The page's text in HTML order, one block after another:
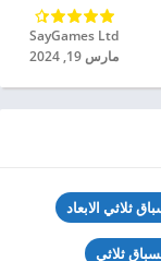
SayGames Ltd‏
مارس 19, 2024
ثلاثي الابعاد
ثلاثي